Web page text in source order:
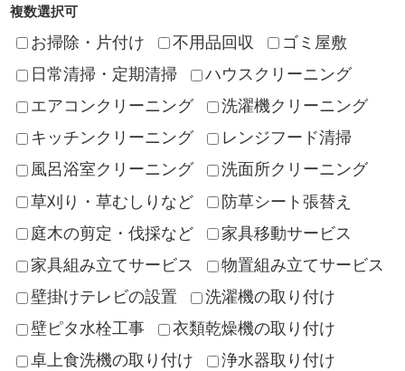
複数選択可
お掃除・片付け 不用品回収
ゴミ屋敷
日常清掃・定期清掃
ハウスクリーニング
エアコンクリーニング
洗濯機クリーニング
キッチンクリーニング
レンジフード清掃
風呂浴室クリーニング
洗面所クリーニング
草刈り・草むしりなど
防草シート張替え
庭木の剪定・伐採など
家具移動サービス
家具組み立てサービス
物置組み立てサービス
壁掛けテレビの設置
洗濯機の取り付け
壁ピタ水栓工事
衣類乾燥機の取り付け
卓上食洗機の取り付け
浄水器取り付け